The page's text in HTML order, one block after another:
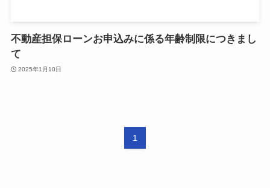
不動産担保ローンお申込みに係る年齢制限につきまし
て
2025年1月10日
1